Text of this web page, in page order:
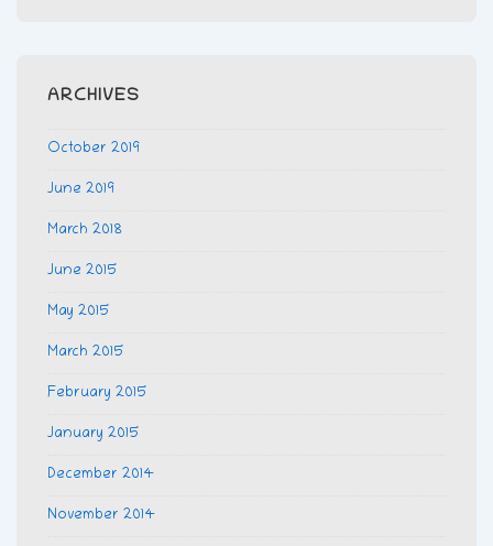
ARCHIVES
October 2019
June 2019
March 2018
June 2015
May 2015
March 2015
February 2015
January 2015
December 2014
November 2014